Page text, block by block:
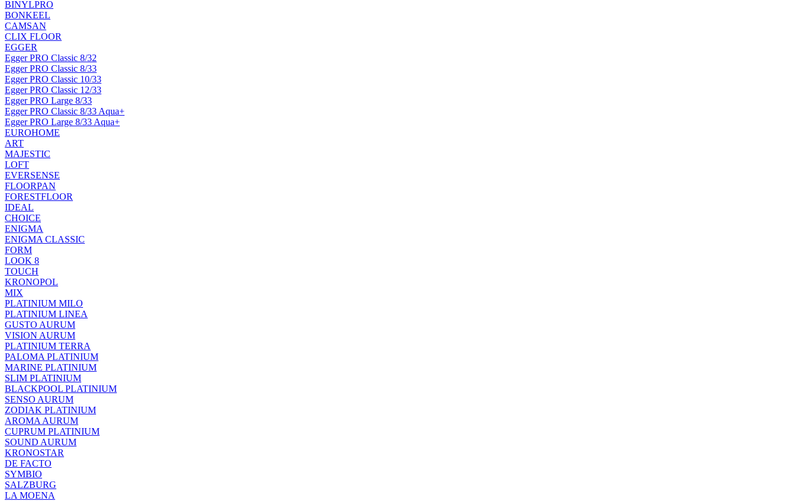
BINYLPRO
BONKEEL
CAMSAN
CLIX FLOOR
EGGER
Egger PRO Classic 8/32
Egger PRO Classic 8/33
Egger PRO Classic 10/33
Egger PRO Classic 12/33
Egger PRO Large 8/33
Egger PRO Classic 8/33 Aqua+
Egger PRO Large 8/33 Aqua+
EUROHOME
ART
MAJESTIC
LOFT
EVERSENSE
FLOORPAN
FORESTFLOOR
IDEAL
CHOICE
ENIGMA
ENIGMA CLASSIC
FORM
LOOK 8
TOUCH
KRONOPOL
MIX
PLATINIUM MILO
PLATINIUM LINEA
GUSTO AURUM
VISION AURUM
PLATINIUM TERRA
PALOMA PLATINIUM
MARINE PLATINIUM
SLIM PLATINIUM
BLACKPOOL PLATINIUM
SENSO AURUM
ZODIAK PLATINIUM
AROMA AURUM
CUPRUM PLATINIUM
SOUND AURUM
KRONOSTAR
DE FACTO
SYMBIO
SALZBURG
LA MOENA